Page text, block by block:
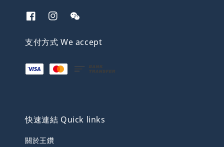
支付方式 We accept
快速連結 Quick links
關於王鑽